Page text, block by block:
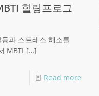
힐링프로그
과 스트레스 해소를
MBTI […]
Read more